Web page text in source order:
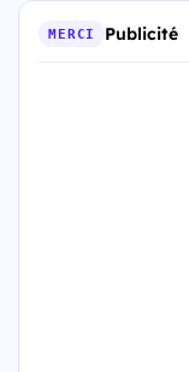
MERCI Publicité